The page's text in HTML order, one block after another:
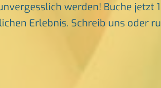
werden! Buche jetzt
Erlebnis. Schreib uns oder